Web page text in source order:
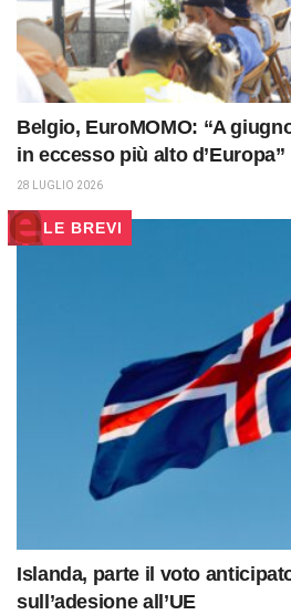
Belgio, EuroMOMO: “A
in eccesso più alto d’Europa”
28 LUGLIO 2026
LE BREVI
Islanda, parte il voto
sull’adesione all’UE